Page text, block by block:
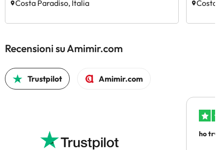
Costa Paradiso, Italia Costa
Recensioni su Amimir.com
Trustpilot Amimir.com
ho